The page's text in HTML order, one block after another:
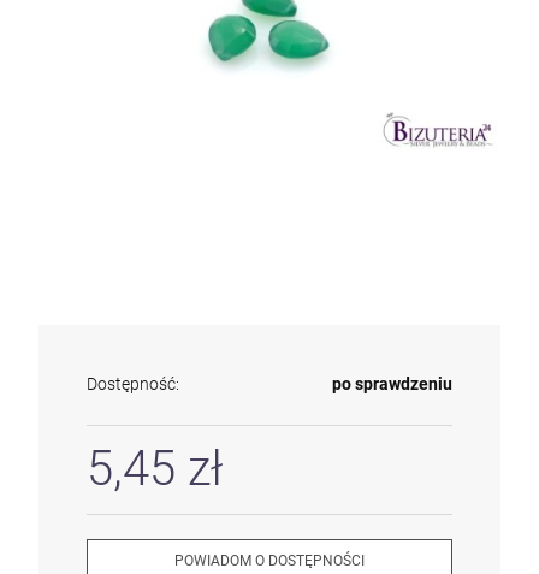
Dostępność: po sprawdzeniu
5,45 zł
POWIADOM O DOSTĘPNOŚCI